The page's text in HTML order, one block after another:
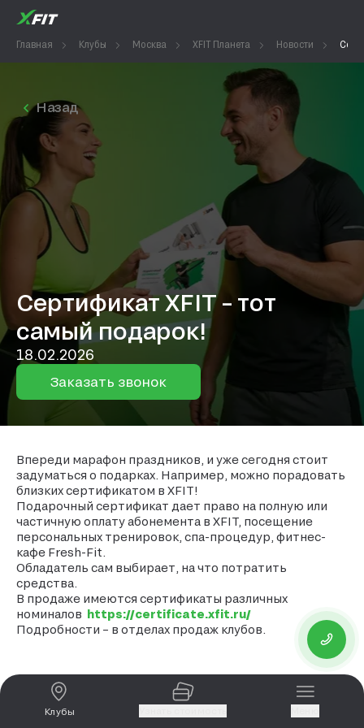
Клубы
Главная Клубы Москва XFIT Планета Новости
Назад
Сертификат XFIT – тот
самый подарок!
18.02.2026
Заказать звонок
Впереди марафон праздников, и уже сегодня стоит
задуматься о подарках. Например, можно порадовать
близких сертификатом в XFIT!
Подарочный сертификат дает право на полную или
частичную оплату абонемента в XFIT, посещение
персональных тренировок, спа-процедур, фитнес-
кафе Fresh-Fit.
Обладатель сам выбирает, на что потратить
средства.
В продаже имеются сертификаты различных
номиналов https://certificate.xfit.ru/
Подробности – в отделах продаж клубов.